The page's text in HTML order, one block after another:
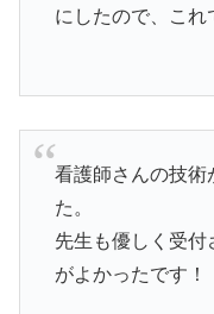
にしたので、これ
看護師さんの技術
た。
先生も優しく受
がよかったです！